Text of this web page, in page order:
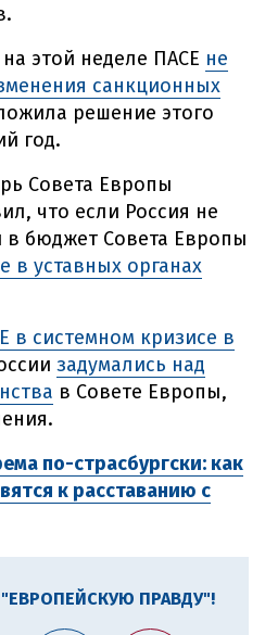
этой неделе ПАСЕ не
санкционных
решение этого
год.
Совета Европы
что если Россия не
в бюджет Совета Европы
в уставных органах
в системном кризисе в
задумались над
в Совете Европы,
по-страсбургски: как
к расставанию с
ПРАВДУ"!